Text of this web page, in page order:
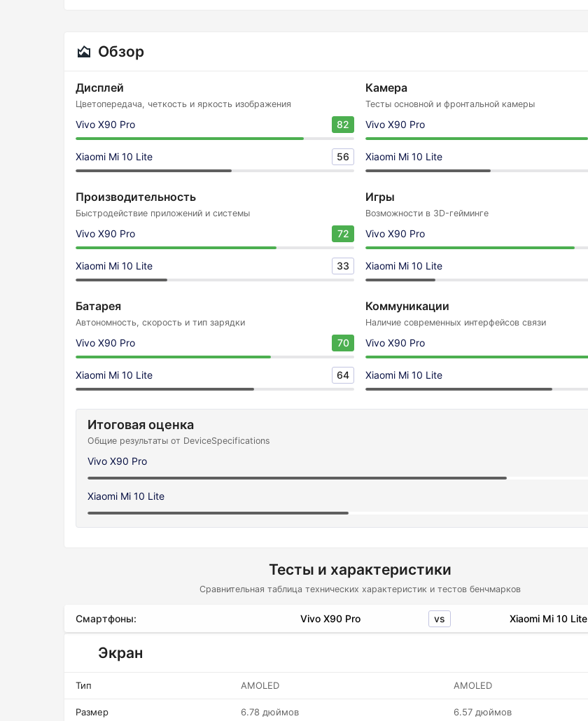
Обзор
Дисплей
Цветопередача, четкость и яркость изображения
Vivo X90 Pro 82
Xiaomi Mi 10 Lite 56
Камера
Тесты основной и фронтальной камеры
Vivo X90 Pro
Xiaomi Mi 10 Lite
Производительность
Быстродействие приложений и системы
Vivo X90 Pro 72
Xiaomi Mi 10 Lite 33
Игры
Возможности в 3D-гейминге
Vivo X90 Pro
Xiaomi Mi 10 Lite
Батарея
Автономность, скорость и тип зарядки
Vivo X90 Pro 70
Xiaomi Mi 10 Lite 64
Коммуникации
Наличие современных интерфейсов связи
Vivo X90 Pro
Xiaomi Mi 10 Lite
Итоговая оценка
Общие результаты от DeviceSpecifications
Vivo X90 Pro
Xiaomi Mi 10 Lite
Тесты и характеристики
Сравнительная таблица технических характеристик и тестов бенчмарков
Смартфоны: Vivo X90 Pro vs Xiaomi Mi 10 Lite
Экран
Тип AMOLED AMOLED
Размер 6.78 дюймов 6.57 дюймов